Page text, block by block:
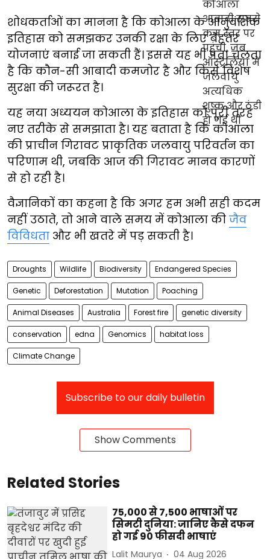
शोधकर्ताओं का मानना है कि कोआला के आनुवंशिक
इतिहास को समझकर उनकी रक्षा के लिए बेहतर
योजनाएं बनाई जा सकती हैं। इससे यह भी पता चलता
है कि कौन-सी आबादी कमजोर है और किसे विशेष
सुरक्षा की जरूरत है।
यह नया अध्ययन कोआला के इतिहास को पूरी तरह
नए तरीके से समझाता है। यह बताता है कि कोआला
की प्राचीन गिरावट प्राकृतिक जलवायु परिवर्तन का
परिणाम थी, जबकि आज की गिरावट मानव कारणों
से हो रही है।
वैज्ञानिकों का कहना है कि अगर हम अभी सही कदम
नहीं उठाते, तो आने वाले समय में कोआला की जैव
विविधता और भी खतरे में पड़ सकती है।
Droughts Wildlife Biodiversity Endangered Species
Genetic Deforestation Mutation Poaching
Animal Diseases Australia Forest fire genetic diversity
conservation edna Genomics habitat loss
Climate Change
Subscribe to our daily bulletin
Show Comments
Related Stories
75,000 से 7,500 भाषाओं पर
सिमटी दुनिया: जानिए कैसे दफन
हो गई 90 फीसदी भाषाएं
Lalit Maurya 04 Aug 2026